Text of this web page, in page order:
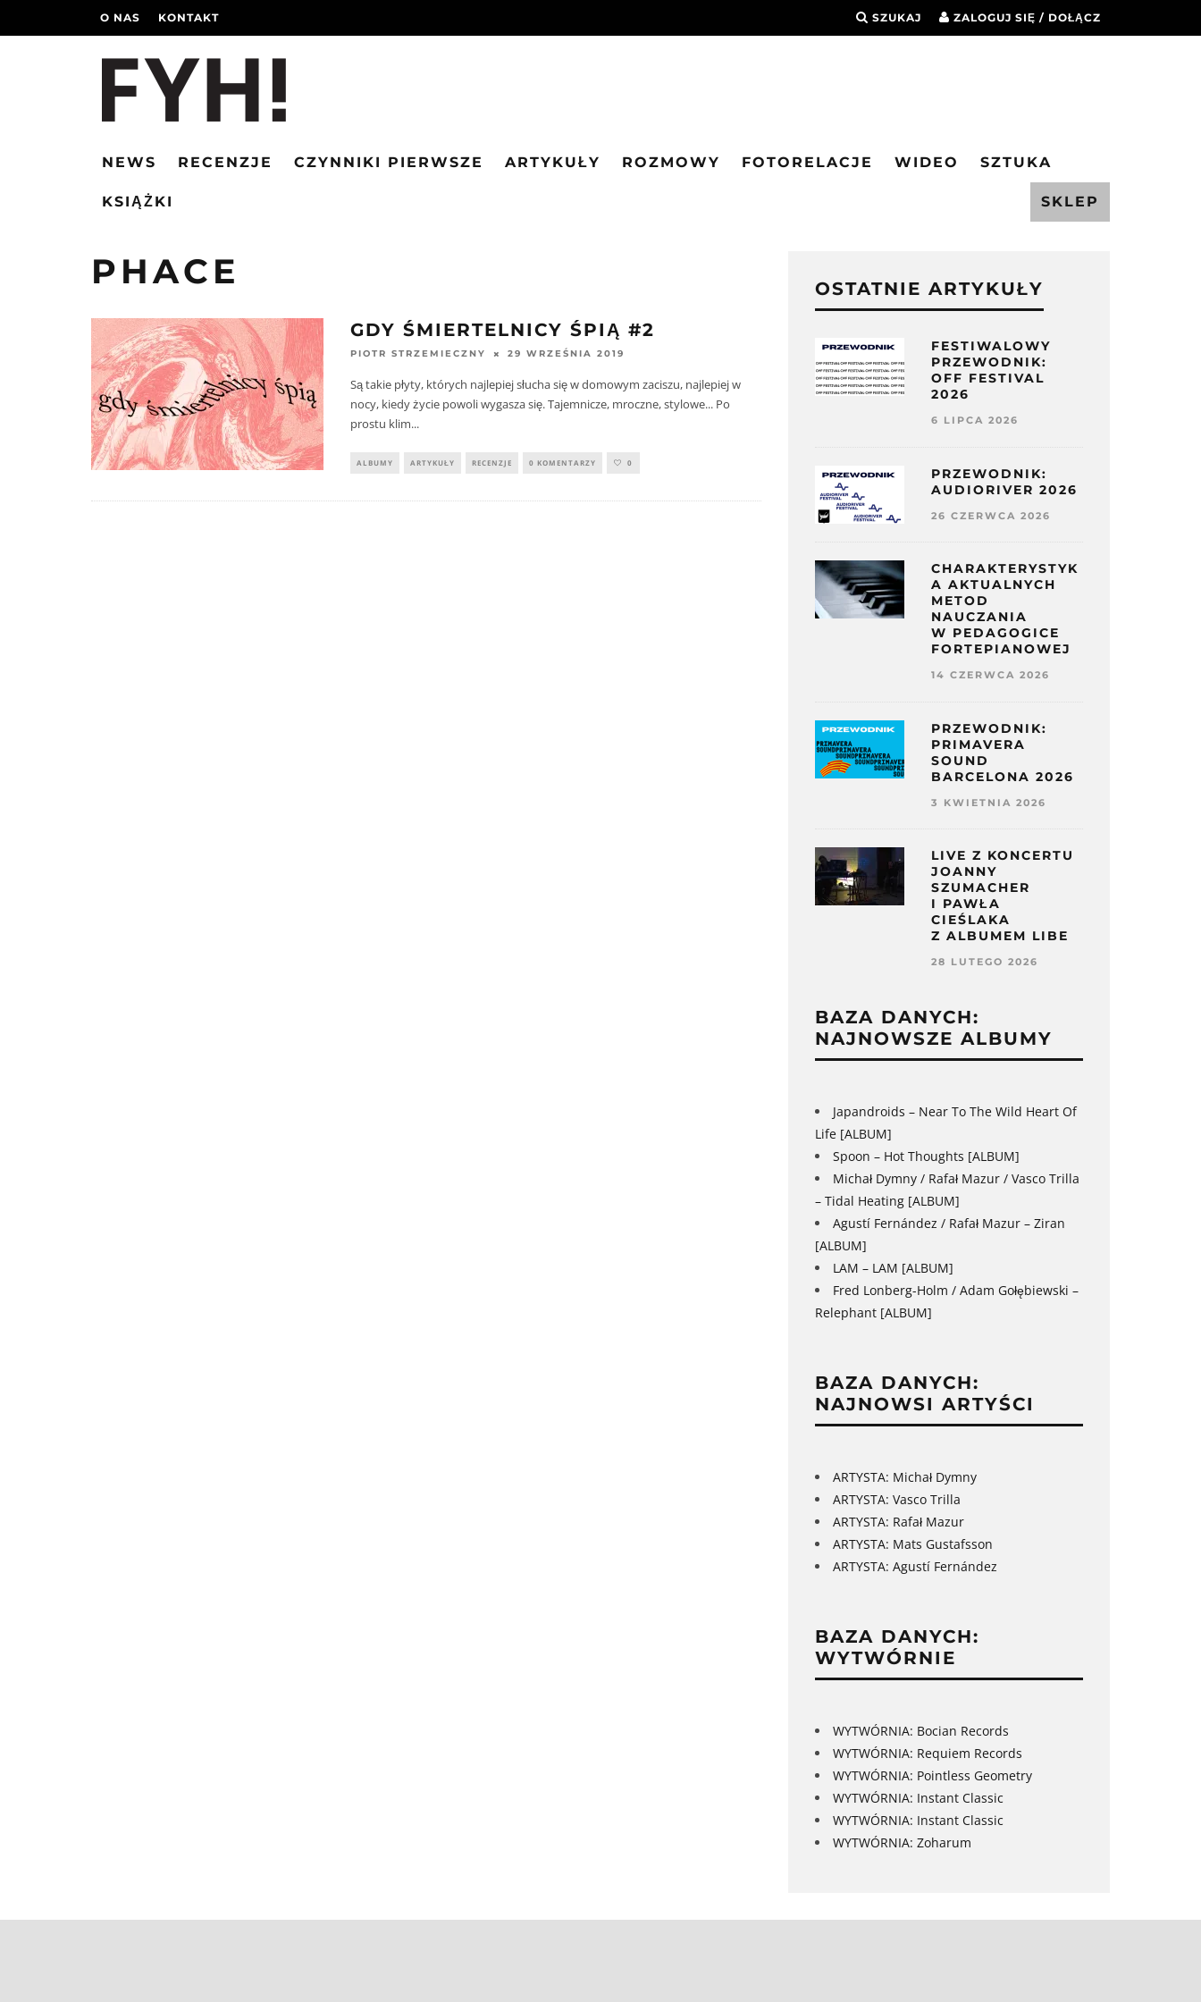
O NAS KONTAKT SZUKAJ ZALOGUJ SIĘ / DOŁĄCZ
NEWS RECENZJE CZYNNIKI PIERWSZE ARTYKUŁY ROZMOWY FOTORELACJE WIDEO SZTUKA
SKLEP
KSIĄŻKI
PHACE
GDY ŚMIERTELNICY ŚPIĄ #2
PIOTR STRZEMIECZNY 29 WRZEŚNIA 2019
Są takie płyty, których najlepiej słucha się w domowym zaciszu, najlepiej w
nocy, kiedy życie powoli wygasza się. Tajemnicze, mroczne, stylowe... Po
prostu klim...
ALBUMY ARTYKUŁY RECENZJE 0 KOMENTARZY 0
OSTATNIE ARTYKUŁY
FESTIWALOWY
PRZEWODNIK:
OFF FESTIVAL
2026
6 LIPCA 2026
PRZEWODNIK:
AUDIORIVER 2026
26 CZERWCA 2026
CHARAKTERYSTYK
A AKTUALNYCH
METOD
NAUCZANIA
W PEDAGOGICE
FORTEPIANOWEJ
14 CZERWCA 2026
PRZEWODNIK:
PRIMAVERA
SOUND
BARCELONA 2026
3 KWIETNIA 2026
LIVE Z KONCERTU
JOANNY
SZUMACHER
I PAWŁA
CIEŚLAKA
Z ALBUMEM LIBE
28 LUTEGO 2026
BAZA DANYCH:
NAJNOWSZE ALBUMY
Japandroids – Near To The Wild Heart Of
Life [ALBUM]
Spoon – Hot Thoughts [ALBUM]
Michał Dymny / Rafał Mazur / Vasco Trilla
– Tidal Heating [ALBUM]
Agustí Fernández / Rafał Mazur – Ziran
[ALBUM]
LAM – LAM [ALBUM]
Fred Lonberg-Holm / Adam Gołębiewski –
Relephant [ALBUM]
BAZA DANYCH:
NAJNOWSI ARTYŚCI
ARTYSTA: Michał Dymny
ARTYSTA: Vasco Trilla
ARTYSTA: Rafał Mazur
ARTYSTA: Mats Gustafsson
ARTYSTA: Agustí Fernández
BAZA DANYCH:
WYTWÓRNIE
WYTWÓRNIA: Bocian Records
WYTWÓRNIA: Requiem Records
WYTWÓRNIA: Pointless Geometry
WYTWÓRNIA: Instant Classic
WYTWÓRNIA: Instant Classic
WYTWÓRNIA: Zoharum